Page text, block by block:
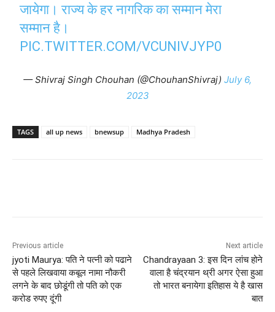
जायेगा। राज्य के हर नागरिक का सम्मान मेरा
सम्मान है।
PIC.TWITTER.COM/VCUNIVJYP0
— Shivraj Singh Chouhan (@ChouhanShivraj) July 6,
2023
TAGS all up news bnewsup Madhya Pradesh
Previous article
jyoti Maurya: पति ने पत्नी को पढाने
से पहले लिखवाया कबूल नामा नौकरी
लगने के बाद छोडूंगी तो पति को एक
करोड रुपए दूंगी
Next article
Chandrayaan 3: इस दिन लांच होने
वाला है चंद्रयान थ्री अगर ऐसा हुआ
तो भारत बनायेगा इतिहास ये है खास
बात